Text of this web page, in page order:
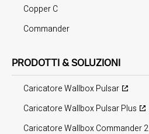
Copper C
Commander
PRODOTTI & SOLUZIONI
Caricatore Wallbox Pulsar
Caricatore Wallbox Pulsar Plus
Caricatore Wallbox Commander 2